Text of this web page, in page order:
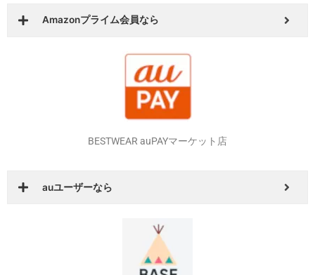
Amazonプライム会員なら
BESTWEAR auPAYマーケット店
auユーザーなら